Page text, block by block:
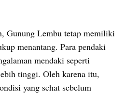
Gunung Lembu tetap memiliki
menantang. Para pendaki
mendaki seperti
tinggi. Oleh karena itu,
yang sehat sebelum